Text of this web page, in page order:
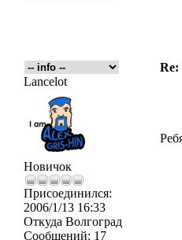
Lancelot
Новичок
Присоединился:
2006/1/13 16:33
Откуда Волгоград
Сообщений: 17